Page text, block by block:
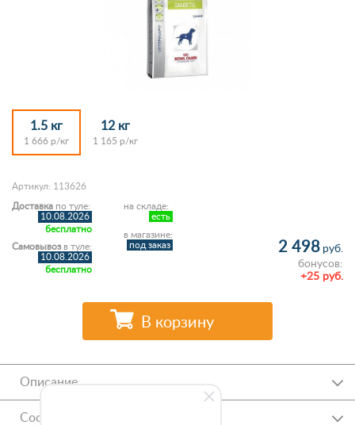
1.5 кг
1 666 р/кг
12 кг
1 165 р/кг
Артикул: 113626
на складе:
есть
в магазине:
под заказ
Доставка по туле:
10.08.2026
бесплатно
Самовывозв туле:
10.08.2026
бесплатно
2 498 руб.
бонусов:
+25 руб.
В корзину
Описание
Состав